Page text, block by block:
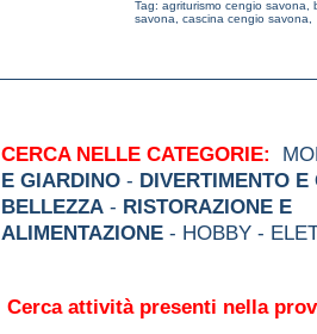
Tag: agriturismo cengio savona
savona
cascina cengio savona
CERCA NELLE CATEGORIE:
E GIARDINO - DIVERTIMENTO E
BELLEZZA - RISTORAZIONE E
ALIMENTAZIONE - HOBBY -
Cerca attività presenti nella